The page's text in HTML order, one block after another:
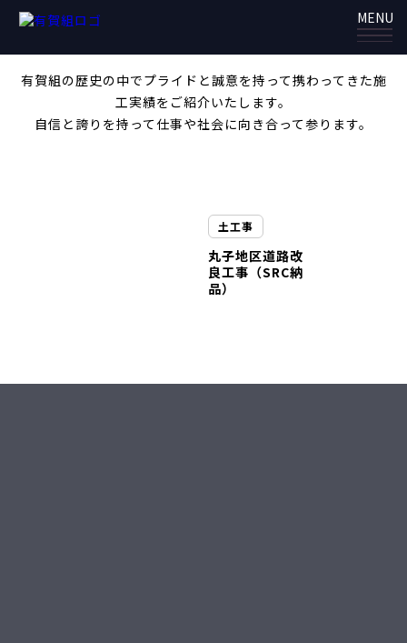
MENU
道路改良
ARIGAGUMI
有賀組の歴史の中でプライドと誠意を持って携わってきた施
工実績をご紹介いたします。
自信と誇りを持って仕事や社会に向き合って参ります。
土工事
丸子地区道路改
良工事（SRC納
品）